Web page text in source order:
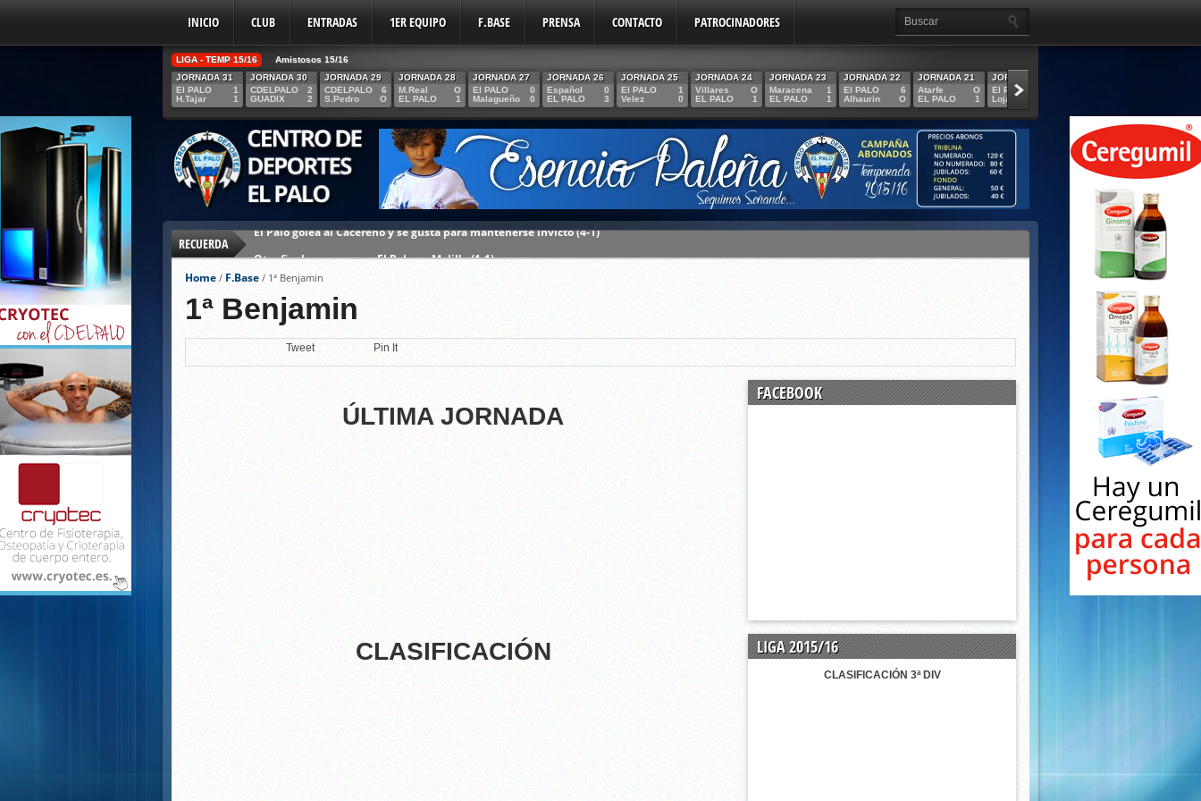
INICIO CLUB ENTRADAS 1ER EQUIPO F.BASE PRENSA CONTACTO PATROCINADORES
LIGA - TEMP 15/16
Amistosos 15/16
JORNADA 31
El PALO
H.Tajar
1
1
JORNADA 30
CDELPALO
GUADIX
2
2
JORNADA 29
CDELPALO
S.Pedro
6
O
JORNADA 28
M.Real
EL PALO
O
1
JORNADA 27
El PALO
Malagueño
0
0
JORNADA 26
Español
EL PALO
0
3
JORNADA 25
El PALO
Velez
1
0
JORNADA 24
Villares
EL PALO
O
1
JORNADA 23
Maracena
EL PALO
1
1
JORNADA 22
El PALO
Alhaurin
6
O
JORNADA 21
Atarfe
EL PALO
O
1
JORNADA 20
El PALO
Loja
RECUERDA
Otro final amargo para El Palo en Melilla (1-1)
Rafa Muñoz: “No ha sido justo pero nos quedamos con las buenas sensaciones”
Escaso premio para tan gran CD El Palo (1-1)
El Palo afronta con ilusión su debut ante La Hoya Lorca (20:30)
Cala, nueva incorporación del C.D El Palo.
Presentada la tercera equipación
Home / F.Base / 1ª Benjamin
1ª Benjamin
Tweet Pin It
ÚLTIMA JORNADA
CLASIFICACIÓN
FACEBOOK
LIGA 2015/16
CLASIFICACIÓN 3ª DIV